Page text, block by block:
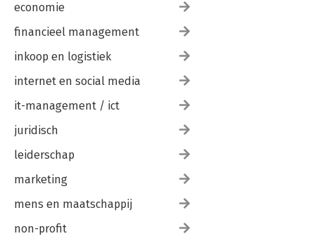
economie
financieel management
inkoop en logistiek
internet en social media
it-management / ict
juridisch
leiderschap
marketing
mens en maatschappij
non-profit